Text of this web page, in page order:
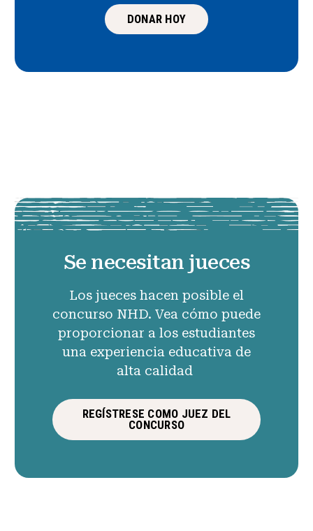
DONAR HOY
Se necesitan jueces
Los jueces hacen posible el
concurso NHD. Vea cómo puede
proporcionar a los estudiantes
una experiencia educativa de
alta calidad
REGÍSTRESE COMO JUEZ DEL
CONCURSO